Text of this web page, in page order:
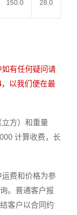
150.0
28.0
如有任何疑问请
，以我们便在最
方）和重量
计算收费，长
运费和价格为参
。普通客户报
客户以合同约